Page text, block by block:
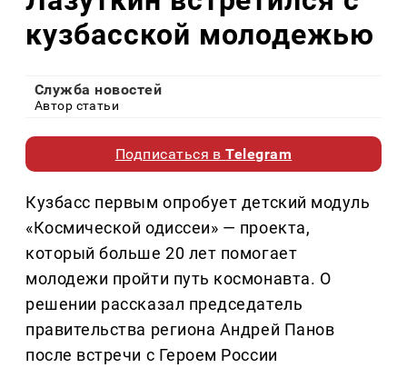
кузбасской молодежью
Служба новостей
Автор статьи
Подписаться вTelegram
Кузбасс первым опробует детский модуль
«Космической одиссеи» — проекта,
который больше 20 лет помогает
молодежи пройти путь космонавта. О
решении рассказал председатель
правительства региона Андрей Панов
после встречи с Героем России